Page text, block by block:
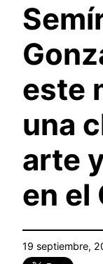
este
una
arte
en el
19 septiembre,